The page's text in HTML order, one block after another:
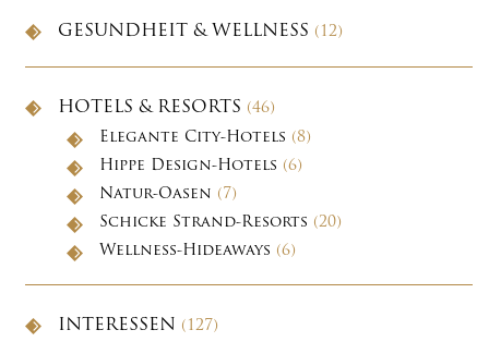
GESUNDHEIT & WELLNESS (12)
HOTELS & RESORTS (46)
Elegante City-Hotels (8)
Hippe Design-Hotels (6)
Natur-Oasen (7)
Schicke Strand-Resorts (20)
Wellness-Hideaways (6)
INTERESSEN (127)